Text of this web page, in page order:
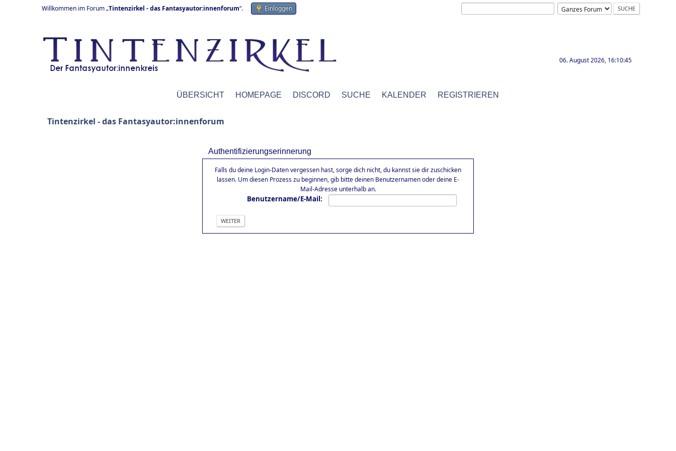
Willkommen im Forum „Tintenzirkel - das Fantasyautor:innenforum“. Einloggen
06. August 2026, 16:10:45
ÜBERSICHT HOMEPAGE DISCORD SUCHE KALENDER REGISTRIEREN
Tintenzirkel - das Fantasyautor:innenforum
Authentifizierungserinnerung
Falls du deine Login-Daten vergessen hast, sorge dich nicht, du kannst sie dir zuschicken
lassen. Um diesen Prozess zu beginnen, gib bitte deinen Benutzernamen oder deine E-
Mail-Adresse unterhalb an.
Benutzername/E-Mail: